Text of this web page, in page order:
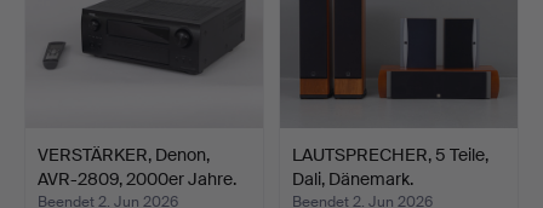
VERSTÄRKER, Denon,
AVR-2809, 2000er Jahre.
Beendet 2. Jun 2026
LAUTSPRECHER, 5 Teile,
Dali, Dänemark.
Beendet 2. Jun 2026